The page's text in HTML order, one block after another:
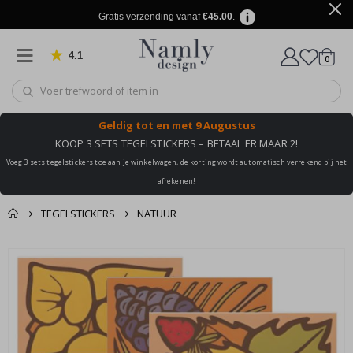
Gratis verzending vanaf€45.00.
4.1 Gebaseerd op 1029 beoordelingen 0
Geldig tot en met 9 Augustus
KOOP 3 SETS TEGELSTICKERS – BETAAL ER MAAR 2!
Voeg 3 sets tegelstickers toe aan je winkelwagen, de korting wordt automatisch verrekend bij het
afrekenen!
TEGELSTICKERS NATUUR
Dit vind je misschien
ook leuk ✔
De kassa
Ga
einde